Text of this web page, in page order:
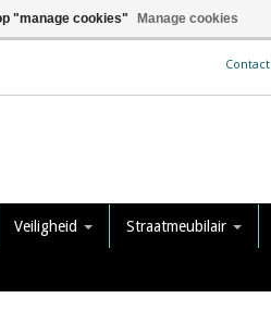
Contact
Veiligheid Straatmeubilair
"manage cookies" Manage cookies